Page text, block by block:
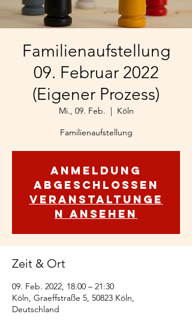
Familienaufstellung
09. Februar 2022
(Eigener Prozess)
Mi., 09. Feb.
  |
Köln
Familienaufstellung
Anmeldung
abgeschlossen
Veranstaltunge
n ansehen
Zeit & Ort
09. Feb. 2022, 18:00 – 21:30
Köln, Graeffstraße 5, 50823 Köln,
Deutschland